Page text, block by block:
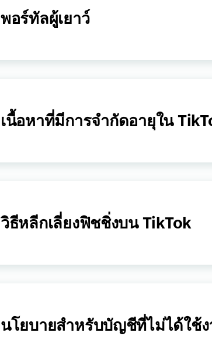
พอร์ทัลผู้เยาว์
เนื้อหาที่มีการจำกัดอายุใน
วิธีหลีกเลี่ยงฟิชชิ่งบน TikTok
นโยบายสำหรับบัญชีที่ไม่ได้ใช้